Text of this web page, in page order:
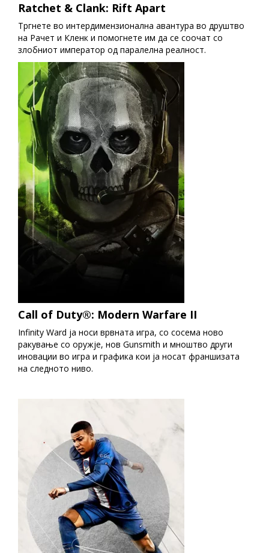
Ratchet & Clank: Rift Apart
Тргнете во интердимензионална авантура во друштво
на Рачет и Кленк и помогнете им да се соочат со
злобниот император од паралелна реалност.
Call of Duty®: Modern Warfare II
Infinity Ward ја носи врвната игра, со сосема ново
ракување со оружје, нов Gunsmith и мноштво други
иновации во игра и графика кои ја носат франшизата
на следното ниво.